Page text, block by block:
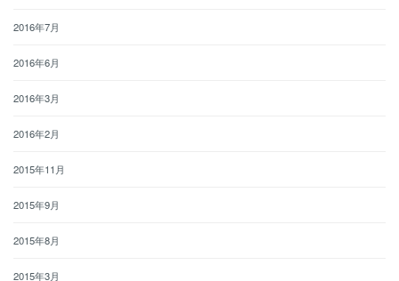
2016年7月
2016年6月
2016年3月
2016年2月
2015年11月
2015年9月
2015年8月
2015年3月